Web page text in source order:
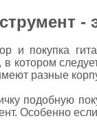
-
и покупка
в котором
разные
подобную
Особенно